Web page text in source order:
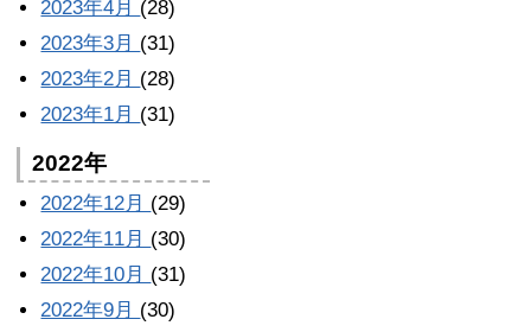
2023年4月 (28)
2023年3月 (31)
2023年2月 (28)
2023年1月 (31)
2022年
2022年12月 (29)
2022年11月 (30)
2022年10月 (31)
2022年9月 (30)